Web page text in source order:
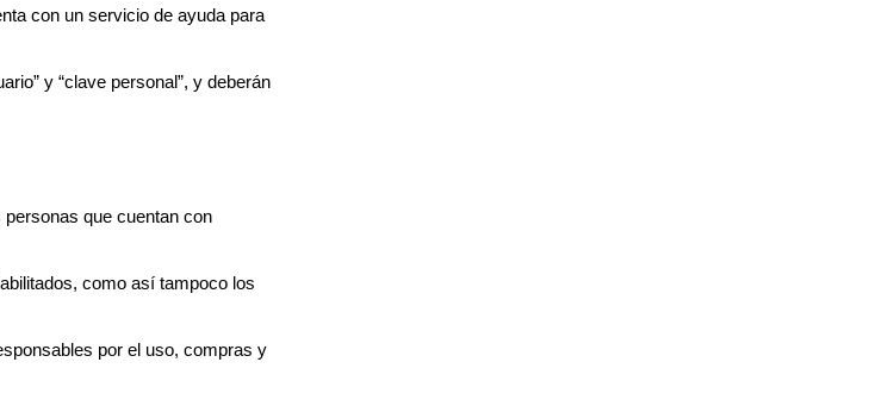
con un servicio de ayuda para
y “clave personal”, y deberán
que cuentan con
como así tampoco los
por el uso, compras y